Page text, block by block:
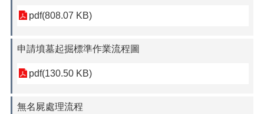
pdf(808.07 KB)
申請墳墓起掘標準作業流程圖
pdf(130.50 KB)
無名屍處理流程